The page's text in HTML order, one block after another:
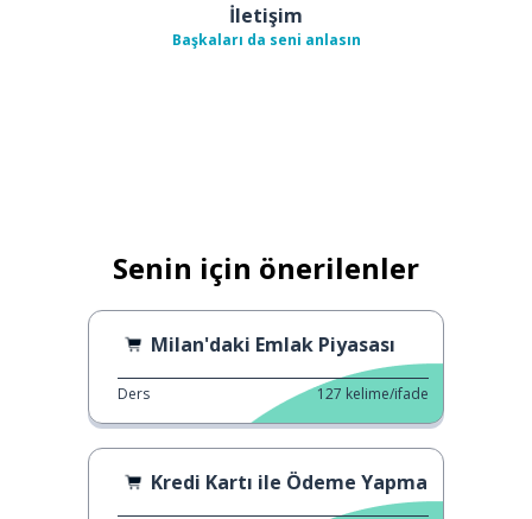
İletişim
Başkaları da seni anlasın
Senin için önerilenler
Milan'daki Emlak Piyasası
Ders 127 kelime/ifade
Kredi Kartı ile Ödeme Yapma